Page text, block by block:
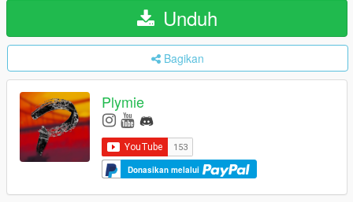
Unduh
Bagikan
Plymie
Donasikan melalui